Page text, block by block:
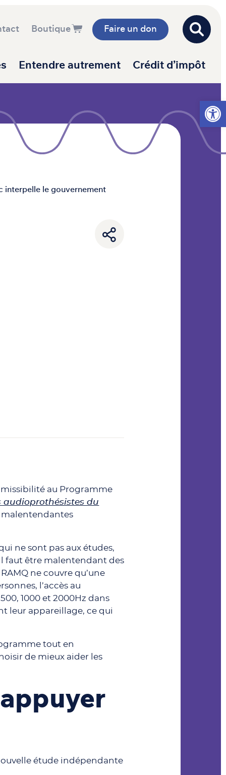
Ouvrir
Boutique Faire un don
Entendre autrement Crédit d’impôt
interpelle le gouvernement
au Programme
audioprothésistes du
malentendantes
ne sont pas aux études,
faut être malentendant des
ne couvre qu’une
l’accès au
1000 et 2000Hz dans
leur appareillage, ce qui
tout en
de mieux aider les
étude indépendante